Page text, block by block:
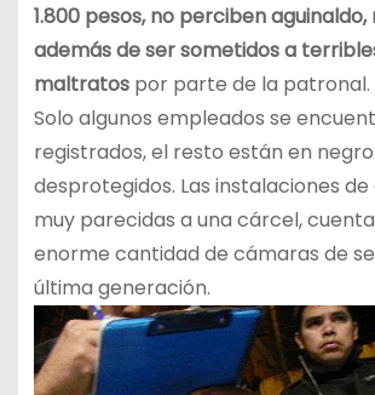
1.800 pesos, no perciben
además de ser sometidos a
maltratos por parte de la patronal.
Solo algunos empleados se
registrados, el resto están en
desprotegidos. Las instalaciones
muy parecidas a una cárcel,
enorme cantidad de cámaras de
última generación.